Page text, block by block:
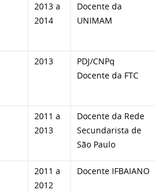
2013 a
2014
Docente da
UNIMAM
2013
PDJ/CNPq
Docente da FTC
2011 a
2013
Docente da Rede
Secundarista de
São Paulo
2011 a
2012
Docente IFBAIANO